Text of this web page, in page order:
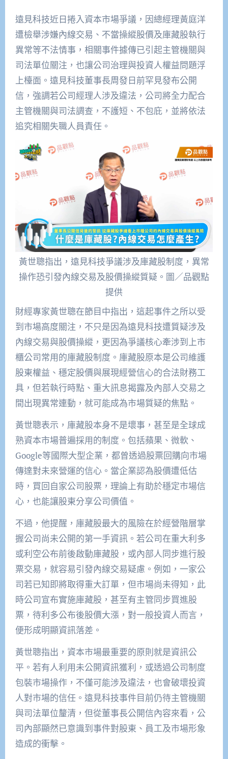
遠見科技近日捲入資本市場爭議，因總經理黃庭洋
遭檢舉涉嫌內線交易、不當操縱股價及庫藏股執行
異常等不法情事，相關事件據傳已引起主管機關與
司法單位關注，也讓公司治理與投資人權益問題浮
上檯面。遠見科技董事長周發日前罕見發布公開
信，強調若公司經理人涉及違法，公司將全力配合
主管機關與司法調查，不護短、不包庇，並將依法
追究相關失職人員責任。
黃世聰指出，遠見科技爭議涉及庫藏股制度，異常
操作恐引發內線交易及股價操縱質疑。圖／品觀點
提供
財經專家黃世聰在節目中指出，這起事件之所以受
到市場高度關注，不只是因為遠見科技遭質疑涉及
內線交易與股價操縱，更因為爭議核心牽涉到上市
櫃公司常用的庫藏股制度。庫藏股原本是公司維護
股東權益、穩定股價與展現經營信心的合法財務工
具，但若執行時點、重大訊息揭露及內部人交易之
間出現異常連動，就可能成為市場質疑的焦點。
黃世聰表示，庫藏股本身不是壞事，甚至是全球成
熟資本市場普遍採用的制度。包括蘋果、微軟、
Google等國際大型企業，都曾透過股票回購向市場
傳達對未來營運的信心。當企業認為股價遭低估
時，買回自家公司股票，理論上有助於穩定市場信
心，也能讓股東分享公司價值。
不過，他提醒，庫藏股最大的風險在於經營階層掌
握公司尚未公開的第一手資訊。若公司在重大利多
或利空公布前後啟動庫藏股，或內部人同步進行股
票交易，就容易引發內線交易疑慮。例如，一家公
司若已知即將取得重大訂單，但市場尚未得知，此
時公司宣布實施庫藏股，甚至有主管同步買進股
票，待利多公布後股價大漲，對一般投資人而言，
便形成明顯資訊落差。
黃世聰指出，資本市場最重要的原則就是資訊公
平。若有人利用未公開資訊獲利，或透過公司制度
包裝市場操作，不僅可能涉及違法，也會破壞投資
人對市場的信任。遠見科技事件目前仍待主管機關
與司法單位釐清，但從董事長公開信內容來看，公
司內部顯然已意識到事件對股東、員工及市場形象
造成的衝擊。